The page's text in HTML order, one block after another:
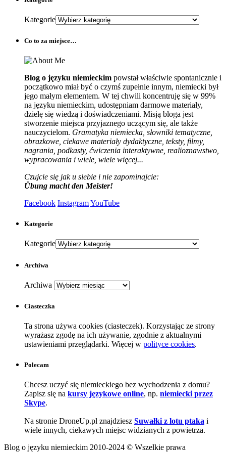
Kategorie
Co to za miejsce…
Blog o języku niemieckim powstał właściwie spontanicznie i
początkowo miał być o czymś zupełnie innym, niemiecki był
jego małym elementem. W tej chwili koncentruję się w 99%
na języku niemieckim, udostępniam darmowe materiały,
dzielę się wiedzą i doświadczeniami. Misją bloga jest
stworzenie miejsca przyjaznego uczącym się, ale także
nauczycielom. Gramatyka niemiecka, słowniki tematyczne,
obrazkowe, ciekawe materiały dydaktyczne, teksty, filmy,
nagrania, podkasty, ćwiczenia interaktywne, realioznawstwo,
wypracowania i wiele, wiele więcej...
Czujcie się jak u siebie i nie zapominajcie:
Übung macht den Meister!
Facebook InstagramYouTube
Kategorie
Kategorie
Archiwa
Archiwa
Ciasteczka
Ta strona używa cookies (ciasteczek). Korzystając ze strony
wyrażasz zgodę na ich używanie, zgodnie z aktualnymi
ustawieniami przeglądarki. Więcej w polityce cookies.
Polecam
Chcesz uczyć się niemieckiego bez wychodzenia z domu?
Zapisz się na kursy językowe online, np. niemiecki przez
Skype.
Na stronie DroneUp.pl znajdziesz Suwałki z lotu ptaka i
wiele innych, ciekawych miejsc widzianych z powietrza.
Blog o języku niemieckim 2010-2024 © Wszelkie prawa